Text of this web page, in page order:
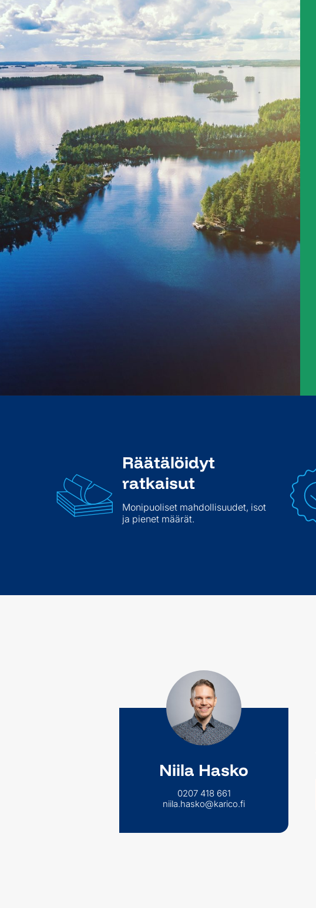
Räätälöidyt
ratkaisut
Monipuoliset mahdollisuudet, isot
ja pienet määrät.
Niila Hasko
0207 418 661
niila.hasko@karico.fi